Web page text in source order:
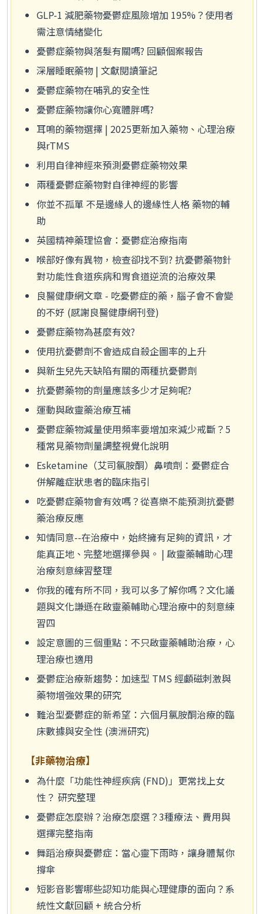
GLP-1 減肥藥物憂鬱症風險增加 195%？使用者
需注意情緒變化
憂鬱症藥物與落髮有關嗎? 回顧個案報告
深層睡眠藥物 | 文獻閱讀筆記
憂鬱症藥物在哺乳的安全性
憂鬱症藥物讓你心寬體胖嗎?
耳鳴的藥物選擇 | 2025更新加入藥物、心理治療
與rTMS
利用自律神經來預測憂鬱症藥物效果
兩種憂鬱症藥物對自律神經的影響
你並不孤單 不是邊緣人的邊緣性人格 藥物的輔
助
英國精神藥理協會：憂鬱症治療指南
喉部好像有異物，檢查卻找不到? 抗憂鬱藥物針
對功能性食道疾病和胃食道逆流的治療效果
良醫健康網文章 - 吃憂鬱症的藥，腦子會不會變
的不好 (感謝良醫健康網刊登)
憂鬱症藥物為甚麼有效?
使用抗憂鬱劑不會造成自殺企圖率的上升
與新生兒先天缺陷有關的兩種抗憂鬱劑
抗憂鬱藥物的劑量應該多少才足夠呢?
運動與啟靈藥治療互補
憂鬱症藥物減量使用頻率要增加來減少戒斷？5
種常見藥物劑量調整視覺化說明
Esketamine（艾司氯胺酮）鼻噴劑：憂鬱症合
併解離症狀患者的臨床指引
吃憂鬱症藥物會有效嗎？從喜樂不能預測抗憂鬱
藥治療反應
知情同意--在治療中，始終擁有足夠的資訊，才
能真正地、完整地選擇參與。 | 啟靈藥輔助心理
治療刻意練習整理
你我的確有所不同，我可以多了解你嗎？文化議
題與文化謙遜在啟靈藥輔助心理治療中的刻意練
習四
設定意圖的三個重點：不只啟靈藥輔助治療，心
理治療也適用
憂鬱症治療新趨勢：加速型 TMS 經顱磁刺激與
藥物增強效果的研究
難治型憂鬱症的新希望：六個月氯胺酮治療的臨
床數據與安全性 (澳洲研究)
【非藥物治療】
為什麼「功能性神經疾病 (FND)」更常找上女
性？ 研究整理
憂鬱症怎麼辦？治療怎麼選？3種療法、費用與
選擇完整指南
舞蹈治療與憂鬱症：當心靈下雨時，讓身體幫你
撐傘
短影音影響哪些認知功能與心理健康的面向？系
統性文獻回顧 + 統合分析